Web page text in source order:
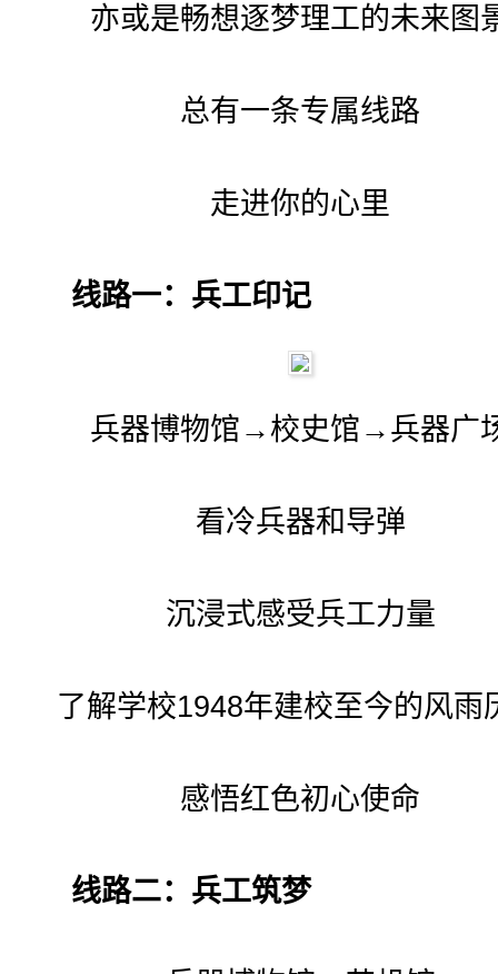
亦或是畅想逐梦理工的未来图
总有一条专属线路
走进你的心里
线路一：兵工印记
兵器博物馆→校史馆→兵器广
看冷兵器和导弹
沉浸式感受兵工力量
了解学校1948年建校至今的风雨
感悟红色初心使命
线路二：兵工筑梦